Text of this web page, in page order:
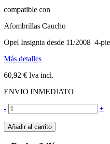
compatible con
Afombrillas Caucho
Opel Insignia desde 11/2008 4-
Más detalles
60,92 € Iva incl.
ENVIO INMEDIATO
- +
Añadir al carrito